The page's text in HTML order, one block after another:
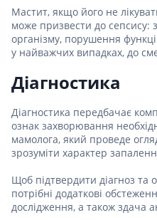
Мастит, якщо його не
може призвести до сепсису:
організму, порушення
у найважчих випадках, до
Діагностика
Діагностика передбачає
ознак захворювання
мамолога, який проведе
зрозуміти характер
Щоб підтвердити діагноз та
потрібні додаткові
дослідження, а також здача